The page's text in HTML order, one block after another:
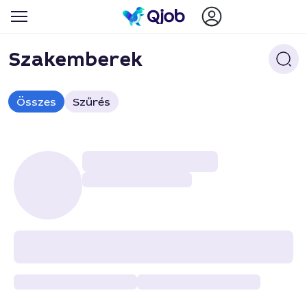
Szakemberek
Összes Szűrés